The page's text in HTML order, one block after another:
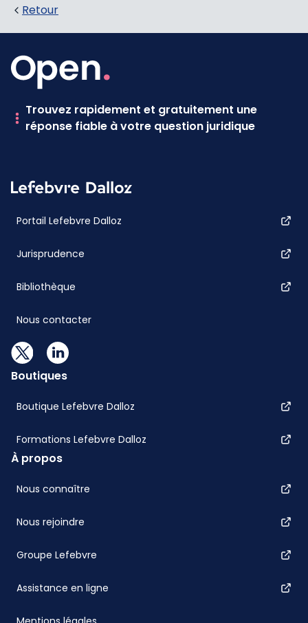
Retour
Trouvez rapidement et gratuitement une
réponse fiable à votre question juridique
Portail Lefebvre Dalloz
Jurisprudence
Bibliothèque
Nous contacter
Boutiques
Boutique Lefebvre Dalloz
Formations Lefebvre Dalloz
À propos
Nous connaître
Nous rejoindre
Groupe Lefebvre
Assistance en ligne